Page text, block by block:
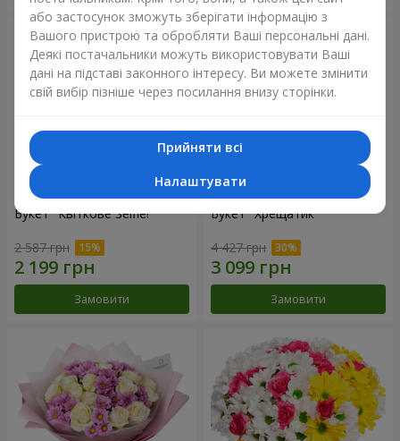
Букет "Квіткове Selfie!"
2 587 грн
Замовити
Букет "Хрещатик"
4 427 грн
Замовити
або застосунок зможуть зберігати інформацію з
Вашого пристрою та обробляти Ваші персональні дані.
Деякі постачальники можуть використовувати Ваші
дані на підставі законного інтересу. Ви можете змінити
свій вибір пізніше через посилання внизу сторінки.
Прийняти всі
Налаштувати